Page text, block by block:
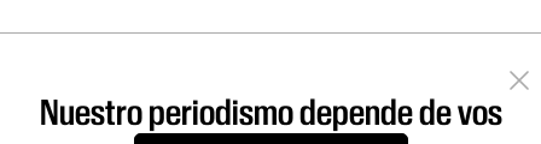
Nuestro periodismo depende de vos